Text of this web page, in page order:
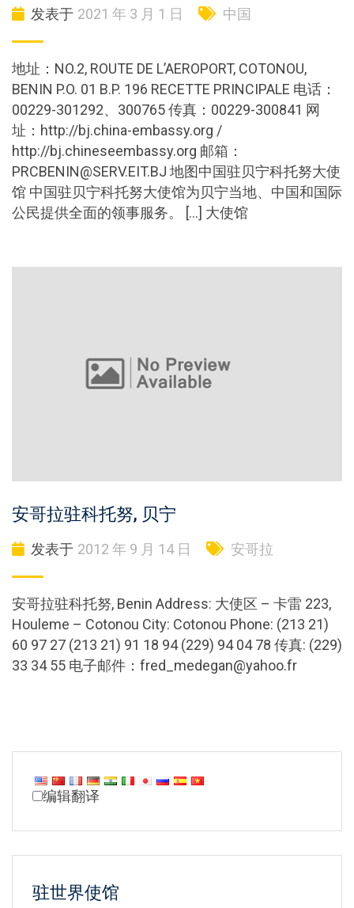
发表于 2021 年 3 月 1 日 中国
地址：NO.2, ROUTE DE L’AEROPORT, COTONOU,
BENIN P.O. 01 B.P. 196 RECETTE PRINCIPALE 电话：
00229-301292、300765 传真：00229-300841 网
址：http://bj.china-embassy.org /
http://bj.chineseembassy.org 邮箱：
PRCBENIN@SERV.EIT.BJ 地图中国驻贝宁科托努大使
馆 中国驻贝宁科托努大使馆为贝宁当地、中国和国际
公民提供全面的领事服务。 […] 大使馆
安哥拉驻科托努, 贝宁
发表于 2012 年 9 月 14 日 安哥拉
安哥拉驻科托努, Benin Address: 大使区 – 卡雷 223,
Houleme – Cotonou City: Cotonou Phone: (213 21)
60 97 27 (213 21) 91 18 94 (229) 94 04 78 传真: (229)
33 34 55 电子邮件： fred_medegan@yahoo.fr
编辑翻译
驻世界使馆